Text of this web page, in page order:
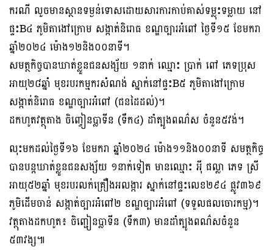
ករណី លួចមានស្ថានទម្ងន់ទោសដោយសារការកាប់គាស់ទម្លុះទម្លាយ នៅ
ផ្ទះB៤ ភូមិតាងៅក្រោម សង្កាត់និរោធ ខណ្ឌច្បារអំពៅ ថ្ងៃទី១៥ ខែមករា
ឆ្នាំ២០២៤ ម៉ោង១២និង០០នាទី។
សមត្ថកិច្ចបានឃាត់ខ្លួនជនសង្ស័យ ១នាក់ ឈ្មោះ ប្រាក់ ពៅ ភេទប្រុស
អាយុ២៨ឆ្នាំ មុខរបរកម្មករសំណង់ ស្នាក់នៅផ្ទះB៥ ភូមិតាងៅក្រោម
សង្កាត់និរោធ ខណ្ឌច្បារអំពៅ (ជនដៃដល់)។
ដកហូតវត្ថុតាង ចិញ្ចៀនប្លាទីន (ទឹក៤) ដាំត្បូងពណ៌ស ចំនួន៥វង់។
លុះមកដល់ថ្ងៃទី១៦ ខែមករា ឆ្នាំ២០២៤ ម៉ោង១១និង០០នាទី សមត្ថកិច្ច
បានបន្តឃាត់ខ្លួនជនសង្ស័យ ១នាក់ទៀត មានឈ្មោះ អ៉ី ផល្លា ភេទ ស្រី
អាយុ៥២ឆ្នាំ មុខរបរលក់គ្រឿងអលង្ការ ស្នាក់នៅផ្ទះលេខ២៩៤ ផ្លូវ៣៦៩
ភូមិដើមចាន់ សង្កាត់ច្បារអំពៅ២ ខណ្ឌច្បារអំពៅ (ទទួលផលចោរកម្ម)។
វត្ថុតាងដកហូត៖ ចិញ្ជៀនប្លាទីន (ទឹក៣) មានដាំត្បូងពណ៌សចំនួន
៥៣វង្ស៕